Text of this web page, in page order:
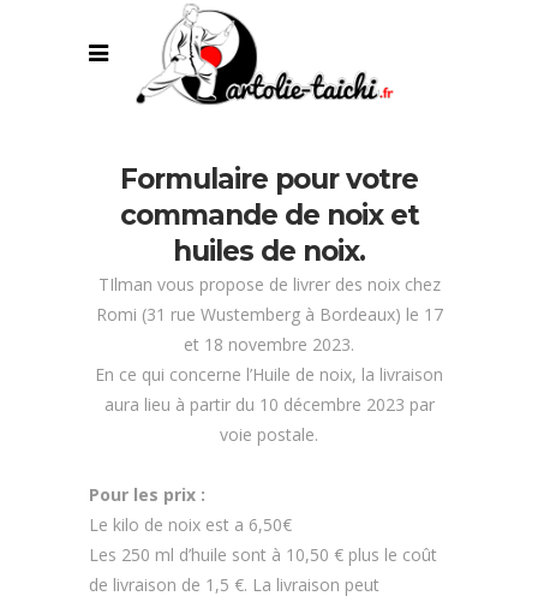
Formulaire pour votre
commande de noix et
huiles de noix.
TIlman vous propose de livrer des noix chez
Romi (31 rue Wustemberg à Bordeaux) le 17
et 18 novembre 2023.
En ce qui concerne l’Huile de noix, la livraison
aura lieu à partir du 10 décembre 2023 par
voie postale.
Pour les prix :
Le kilo de noix est a 6,50€
Les 250 ml d’huile sont à 10,50 € plus le coût
de livraison de 1,5 €. La livraison peut